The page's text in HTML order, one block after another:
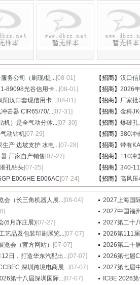
务公司（刷现/提...[08-01] 【招商】 汉口信
89098光谷信用卡...[08-01] 【招商】 2026
阳汉口套现信用卡...[08-01] 【招商】 厂家
击器 CIR65/70/...[07-31] 【招商】 金科
机）是全气动分体...[07-30] 【招商】 爆破孔
动钻机[07-29] 【招商】 380冲
产 边坡支护 水电...[07-28] 【招商】 带有
厂家自产销售 [07-27] 【招商】 110冲
孔钻头[07-25] 【招商】 340-
E006HE E006AC [07-24] 【招商】 高风压
会（长三角机器人展...[08-04]
2027上海国
2027中国福
(6月亦庄展)[07-27]
2027第二十
艺品及包装印刷展览...[07-07]
2026第111
会（官方网站）
[07-07]
2026第二十
日，打造华东汽配出...[07-07]
2026第七届
深圳跨境电商展...[07-07]
2027第七届
第十八届深圳国际...[07-07]
ICBE 2026